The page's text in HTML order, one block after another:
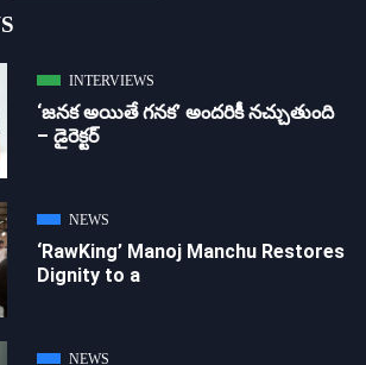
INTERVIEWS
‘జ‌న‌క అయితే గ‌న‌క‌’ అందరికీ నచ్చుతుంది
– డైరెక్ట‌ర్
NEWS
‘RawKing’ Manoj Manchu Restores
Dignity to a
NEWS